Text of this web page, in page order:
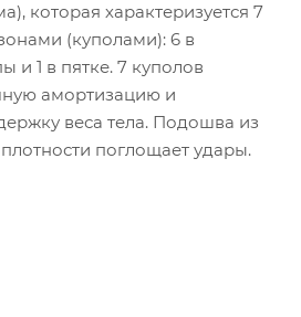
которая характеризуется 7
(куполами): 6 в
и 1 в пятке. 7 куполов
амортизацию и
веса тела. Подошва из
поглощает удары.